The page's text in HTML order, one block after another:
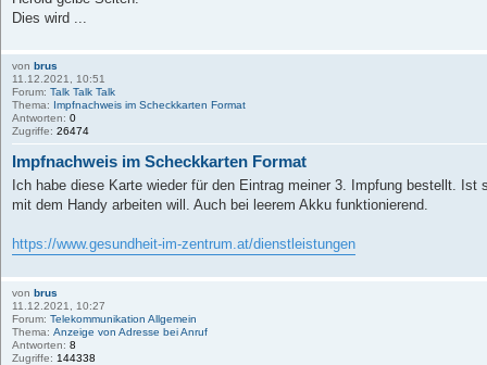
Dies wird ...
von brus
11.12.2021, 10:51
Forum: Talk Talk Talk
Thema: Impfnachweis im Scheckkarten Format
Antworten: 0
Zugriffe: 26474
Impfnachweis im Scheckkarten Format
Ich habe diese Karte wieder für den Eintrag meiner 3. Impfung bestellt. Ist
mit dem Handy arbeiten will. Auch bei leerem Akku funktionierend.
https://www.gesundheit-im-zentrum.at/dienstleistungen
von brus
11.12.2021, 10:27
Forum: Telekommunikation Allgemein
Thema: Anzeige von Adresse bei Anruf
Antworten: 8
Zugriffe: 144338